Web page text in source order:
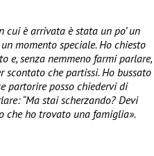
cui è arrivata è stata un po’ un
momento speciale. Ho chiesto
e, senza nemmeno farmi parlare,
scontato che partissi. Ho bussato
partorire posso chiedervi di
“Ma stai scherzando? Devi
che ho trovato una famiglia».